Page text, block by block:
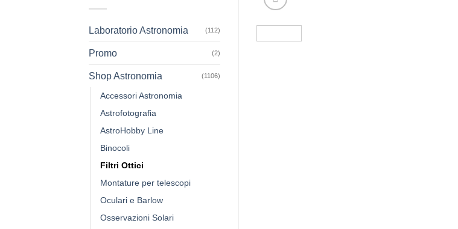
Laboratorio Astronomia (112)
Promo (2)
Shop Astronomia (1106)
Accessori Astronomia
Astrofotografia
AstroHobby Line
Binocoli
Filtri Ottici
Montature per telescopi
Oculari e Barlow
Osservazioni Solari